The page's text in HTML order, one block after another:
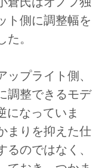
ト側に調整幅を
。
ップライト側、
調整できるモデ
になっていま
まりを抑えた仕
のではなく、